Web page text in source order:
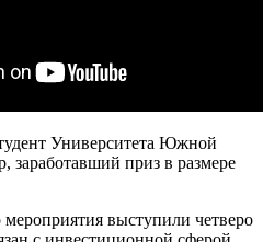
Университета Южной
приз в размере
выступили четверо